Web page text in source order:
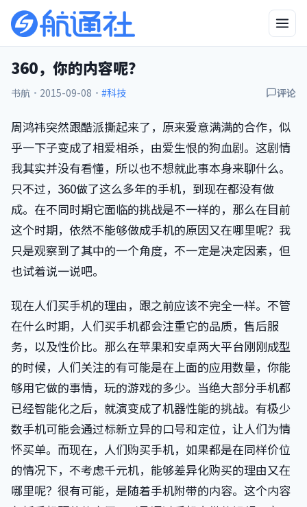
360，你的内容呢？
书航 · 2015-09-08 · #科技 评论
周鸿祎突然跟酷派撕起来了，原来爱意满满的合作，似
乎一下子变成了相爱相杀，由爱生恨的狗血剧。这剧情
我其实并没有看懂，所以也不想就此事本身来聊什么。
只不过，360做了这么多年的手机，到现在都没有做
成。在不同时期它面临的挑战是不一样的，那么在目前
这个时期，依然不能够做成手机的原因又在哪里呢？我
只是观察到了其中的一个角度，不一定是决定因素，但
也试着说一说吧。
现在人们买手机的理由，跟之前应该不完全一样。不管
在什么时期，人们买手机都会注重它的品质，售后服
务，以及性价比。那么在苹果和安卓两大平台刚刚成型
的时候，人们关注的有可能是在上面的应用数量，你能
够用它做的事情，玩的游戏的多少。当绝大部分手机都
已经智能化之后，就演变成了机器性能的挑战。有极少
数手机可能会通过标新立异的口号和定位，让人们为情
怀买单。而现在，人们购买手机，如果都是在同样价位
的情况下，不考虑千元机，能够差异化购买的理由又在
哪里呢？很有可能，是随着手机附带的内容。这个内容